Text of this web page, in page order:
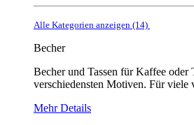
Alle Kategorien anzeigen (14)
Becher
Becher und Tassen für Kaffee oder
verschiedensten Motiven. Für viele
Mehr Details